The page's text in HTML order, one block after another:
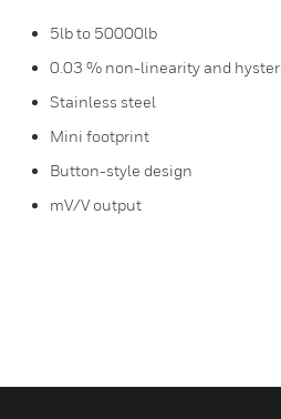
5lb to 50000lb
0.03 % non-linearity and
Stainless steel
Mini footprint
Button-style design
mV/V output